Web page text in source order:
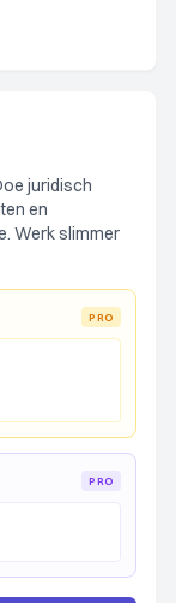
juridisch
en
Werk slimmer
PRO
PRO